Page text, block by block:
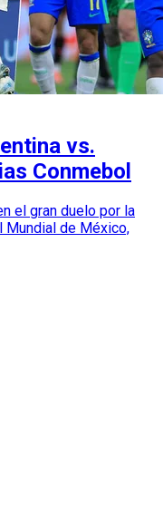
vs.
Conmebol
el gran duelo por la
Mundial de México,